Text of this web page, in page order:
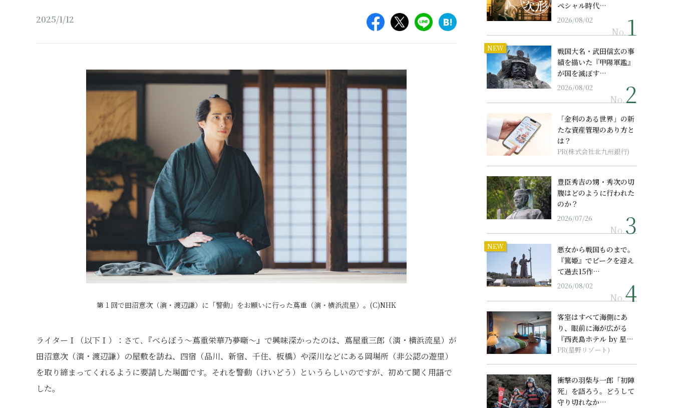
2025/1/12
第１回で田沼意次（演・渡辺謙）に「警動」をお願いに行った蔦重（演・横浜流星）。(C)NHK
ライターＩ（以下Ｉ）：さて､『べらぼう～蔦重栄華乃夢噺～』で興味深かったのは、蔦屋重三郎（演・横浜流星）が
田沼意次（演・渡辺謙）の屋敷を訪ね、四宿（品川、新宿、千住、板橋）や深川などにある岡場所（非公認の遊里）
を取り締まってくれるように要請した場面です。それを警動（けいどう）というらしいのですが、初めて聞く用語で
した。
ペシャル時代…
2026/08/02
No.
NEW
戦国大名・武田信玄の事
績を描いた『甲陽軍鑑』
が国を滅ぼす…
2026/08/02
No.
「金利のある世界」の新
たな資産管理のあり方と
は？
PR(株式会社北九州銀行)
豊臣秀吉の甥・秀次の切
腹はどのように行われた
のか？
2026/07/26
No.
NEW
悪女から戦国ものまで。
『篤姫』でピークを迎え
て過去15作…
2026/08/02
No.
客室はすべて海側にあ
り、眼前に海が広がる
『西表島ホテル by 星野
リゾート』
PR(星野リゾート)
衝撃の羽柴与一郎「初陣
死」を語ろう。どうして
守り切れなか…